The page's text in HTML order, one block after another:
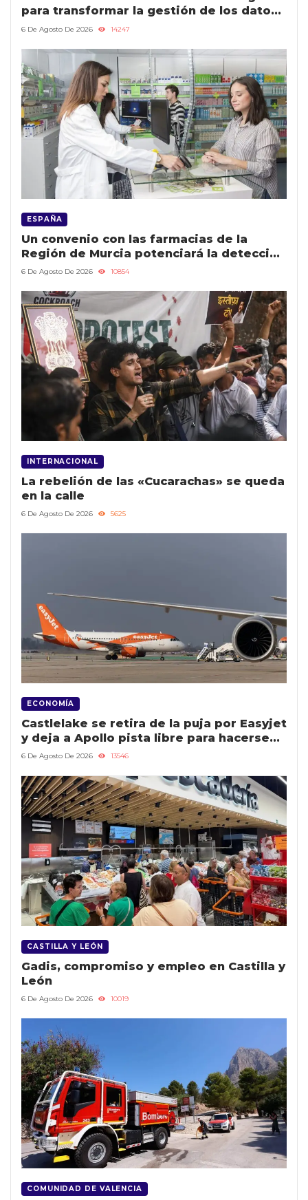
para transformar la gestión de los datos
públicos y mejorar los servicios
6 De Agosto De 2026 14247
ESPAÑA
Un convenio con las farmacias de la
Región de Murcia potenciará la detección
precoz de casos de violencia contra la
6 De Agosto De 2026 10854
INTERNACIONAL
La rebelión de las «Cucarachas» se queda
en la calle
6 De Agosto De 2026 5625
ECONOMÍA
Castlelake se retira de la puja por Easyjet
y deja a Apollo pista libre para hacerse
con la empresa
6 De Agosto De 2026 13546
CASTILLA Y LEÓN
Gadis, compromiso y empleo en Castilla y
León
6 De Agosto De 2026 10019
COMUNIDAD DE VALENCIA